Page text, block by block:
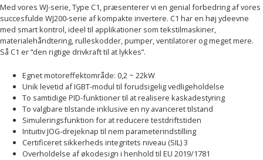
Med vores WJ-serie, Type C1, præsenterer vi en genial forbedring af vores
succesfulde WJ200-serie af kompakte invertere. C1 har en høj ydeevne
med smart kontrol, ideel til applikationer som tekstilmaskiner,
materialehåndtering, rulleskodder, pumper, ventilatorer og meget mere.
Så C1 er “den rigtige drivkraft til at lykkes”.
Egnet motoreffektområde: 0,2 ~ 22kW
Unik levetid af IGBT-modul til forudsigelig vedligeholdelse
To samtidige PID-funktioner til at realisere kaskadestyring
To valgbare tilstande inklusive en ny avanceret tilstand
Simuleringsfunktion for at reducere testdriftstiden
Intuitiv JOG-drejeknap til nem parameterindstilling
Certificeret sikkerheds integritets niveau (SIL) 3
Overholdelse af økodesign i henhold til EU 2019/1781